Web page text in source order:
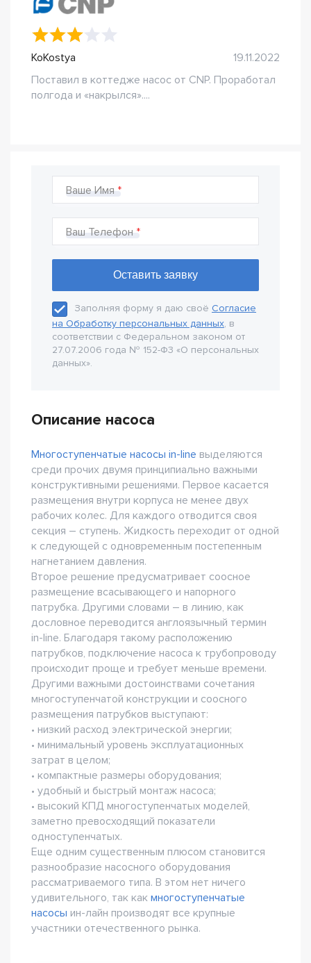
KoKostya
19.11.2022
Поставил в коттедже насос от CNP. Проработал
полгода и «накрылся»....
Ваше Имя
Ваш Телефон
Заполняя форму я даю своё Согласие
на Обработку персональных данных, в
соответствии с Федеральном законом от
27.07.2006 года № 152-Ф3 «О персональных
данных».
Описание насоса
Многоступенчатые насосы in-line выделяются
среди прочих двумя принципиально важными
конструктивными решениями. Первое касается
размещения внутри корпуса не менее двух
рабочих колес. Для каждого отводится своя
секция – ступень. Жидкость переходит от одной
к следующей с одновременным постепенным
нагнетанием давления.
Второе решение предусматривает соосное
размещение всасывающего и напорного
патрубка. Другими словами – в линию, как
дословное переводится англоязычный термин
in-line. Благодаря такому расположению
патрубков, подключение насоса к трубопроводу
происходит проще и требует меньше времени.
Другими важными достоинствами сочетания
многоступенчатой конструкции и соосного
размещения патрубков выступают:
• низкий расход электрической энергии;
• минимальный уровень эксплуатационных
затрат в целом;
• компактные размеры оборудования;
• удобный и быстрый монтаж насоса;
• высокий КПД многоступенчатых моделей,
заметно превосходящий показатели
одноступенчатых.
Еще одним существенным плюсом становится
разнообразие насосного оборудования
рассматриваемого типа. В этом нет ничего
удивительного, так как многоступенчатые
насосы ин-лайн производят все крупные
участники отечественного рынка.